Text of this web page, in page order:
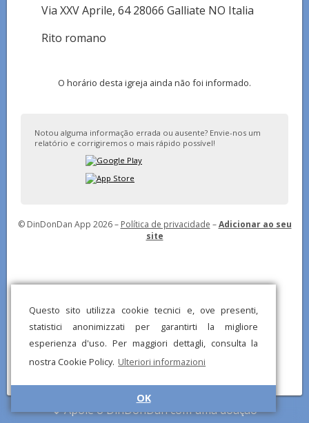
Questo sito utilizza cookie tecnici e, ove presenti,
statistici anonimizzati per garantirti la migliore
esperienza d'uso. Per maggiori dettagli, consulta la
nostra Cookie Policy. Ulteriori informazioni
OK
Via XXV Aprile, 64 28066 Galliate NO Italia
Rito romano
O horário desta igreja ainda não foi informado.
Notou alguma informação errada ou ausente? Envie-nos um
relatório e corrigiremos o mais rápido possível!
© DinDonDan App 2026 – Política de privacidade –Adicionar ao seu
site
Apoie o DinDonDan com uma doação